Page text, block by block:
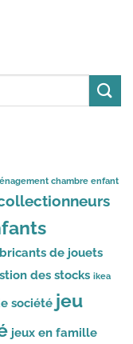
chambre enfant
de jouets
des stocks ikea
société jeu
jeux en famille